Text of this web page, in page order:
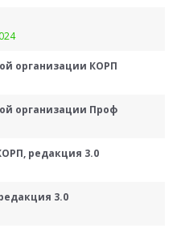
организации КОРП
организации Проф
редакция 3.0
3.0